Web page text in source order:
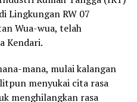
Halal, dan program lelang
dan keuangan digital,
onboarding 28
ekosistem digital.
Lingkungan RW 07
Wua-wua, telah
Kendari.
mana, mulai kalangan
menyukai cita rasa
menghilangkan rasa